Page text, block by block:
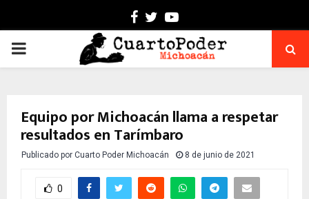
Facebook
TwitterYoutube
PRIMARY
Equipo por Michoacán llama a respetar
resultados en Tarímbaro
Publicado por Cuarto Poder Michoacán 8 de junio de 2021
0